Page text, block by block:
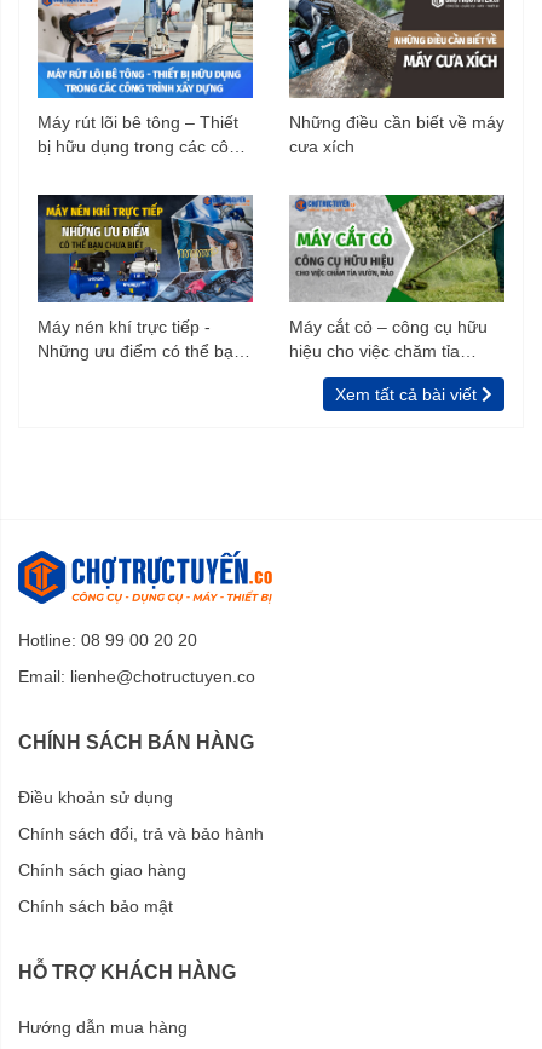
Máy rút lõi bê tông – Thiết
bị hữu dụng trong các công
Những điều cần biết về máy
cưa xích
Máy nén khí trực tiếp -
Những ưu điểm có thể bạn
Máy cắt cỏ – công cụ hữu
hiệu cho việc chăm tỉa
vườn, rào
Xem tất cả bài viết
Hotline: 08 99 00 20 20
Email: lienhe@chotructuyen.co
CHÍNH SÁCH BÁN HÀNG
Điều khoản sử dụng
Chính sách đổi, trả và bảo hành
Chính sách giao hàng
Chính sách bảo mật
HỖ TRỢ KHÁCH HÀNG
Hướng dẫn mua hàng